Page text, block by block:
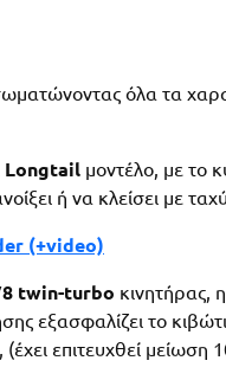
όλα τα
Longtail μοντέλο, με το
ή να κλείσει με
(+video)
twin-turbo κινητήρας,
εξασφαλίζει το
, (έχει επιτευχθεί